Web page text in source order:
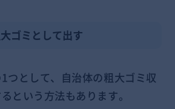
ゴミとして出す
つとして、自治体の粗大ゴミ収
という方法もあります。